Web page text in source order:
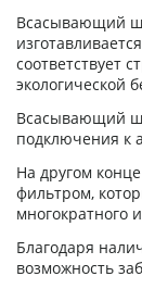
Всасывающий
соответствует
экологической
Всасывающий
подключения к
На другом
фильтром,
многократного
Благодаря
возможность